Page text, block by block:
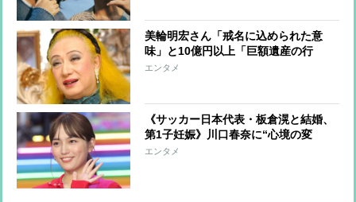
美輪明宏さん「戒名に込められた意
味」と10億円以上「巨額遺産の行
方」 つきっきりで私生活をサポート
エンタメ
《サッカー日本代表・板倉滉と結婚、
第1子妊娠》川口春奈に“心境の変
化”をもたらした主演映画『ママせ
エンタメ